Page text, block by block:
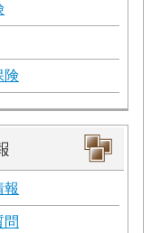
険
報
問